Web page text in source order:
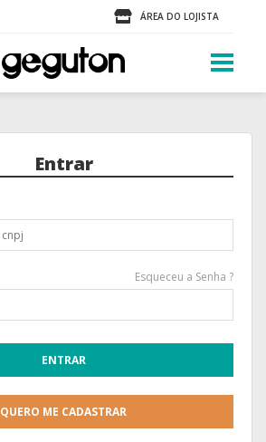
ÁREA DO LOJISTA
Entrar
Esqueceu a Senha ?
QUERO ME CADASTRAR